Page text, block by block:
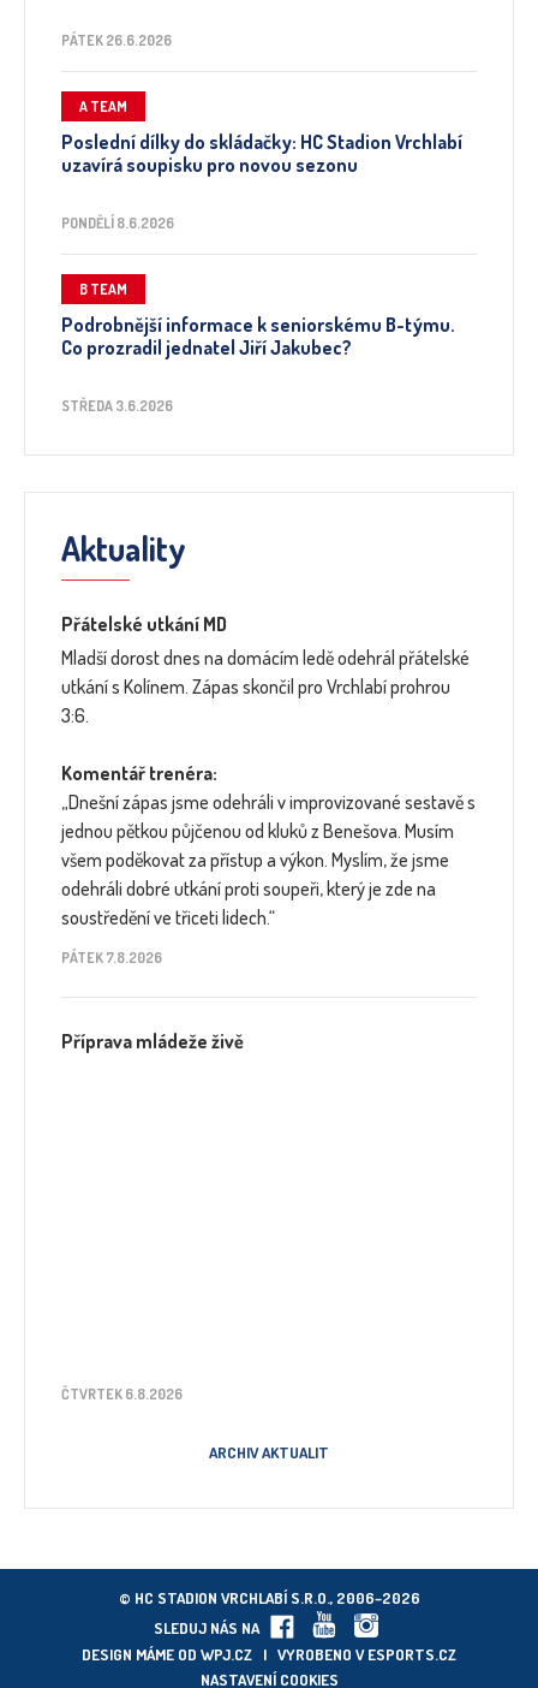
PÁTEK 26.6.2026
A TEAM
Poslední dílky do skládačky: HC Stadion Vrchlabí
uzavírá soupisku pro novou sezonu
PONDĚLÍ 8.6.2026
B TEAM
Podrobnější informace k seniorskému B-týmu.
Co prozradil jednatel Jiří Jakubec?
STŘEDA 3.6.2026
Aktuality
Přátelské utkání MD
Mladší dorost dnes na domácím ledě odehrál přátelské
utkání s Kolínem. Zápas skončil pro Vrchlabí prohrou
3:6.
Komentář trenéra:
„Dnešní zápas jsme odehráli v improvizované sestavě s
jednou pětkou půjčenou od kluků z Benešova. Musím
všem poděkovat za přístup a výkon. Myslím, že jsme
odehráli dobré utkání proti soupeři, který je zde na
soustředění ve třiceti lidech.“
PÁTEK 7.8.2026
Příprava mládeže živě
ČTVRTEK 6.8.2026
ARCHIV AKTUALIT
© HC STADION VRCHLABÍ S.R.O., 2006–2026
SLEDUJ NÁS NA
DESIGN MÁME OD WPJ.CZ | VYROBENO VESPORTS.CZ
NASTAVENÍ COOKIES